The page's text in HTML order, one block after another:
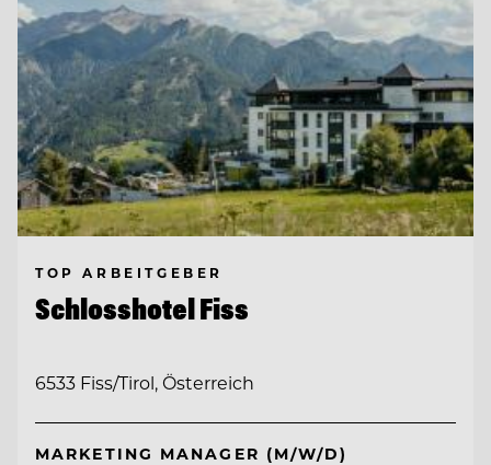
TOP ARBEITGEBER
Schlosshotel Fiss
6533 Fiss/Tirol, Österreich
MARKETING MANAGER (M/W/D)